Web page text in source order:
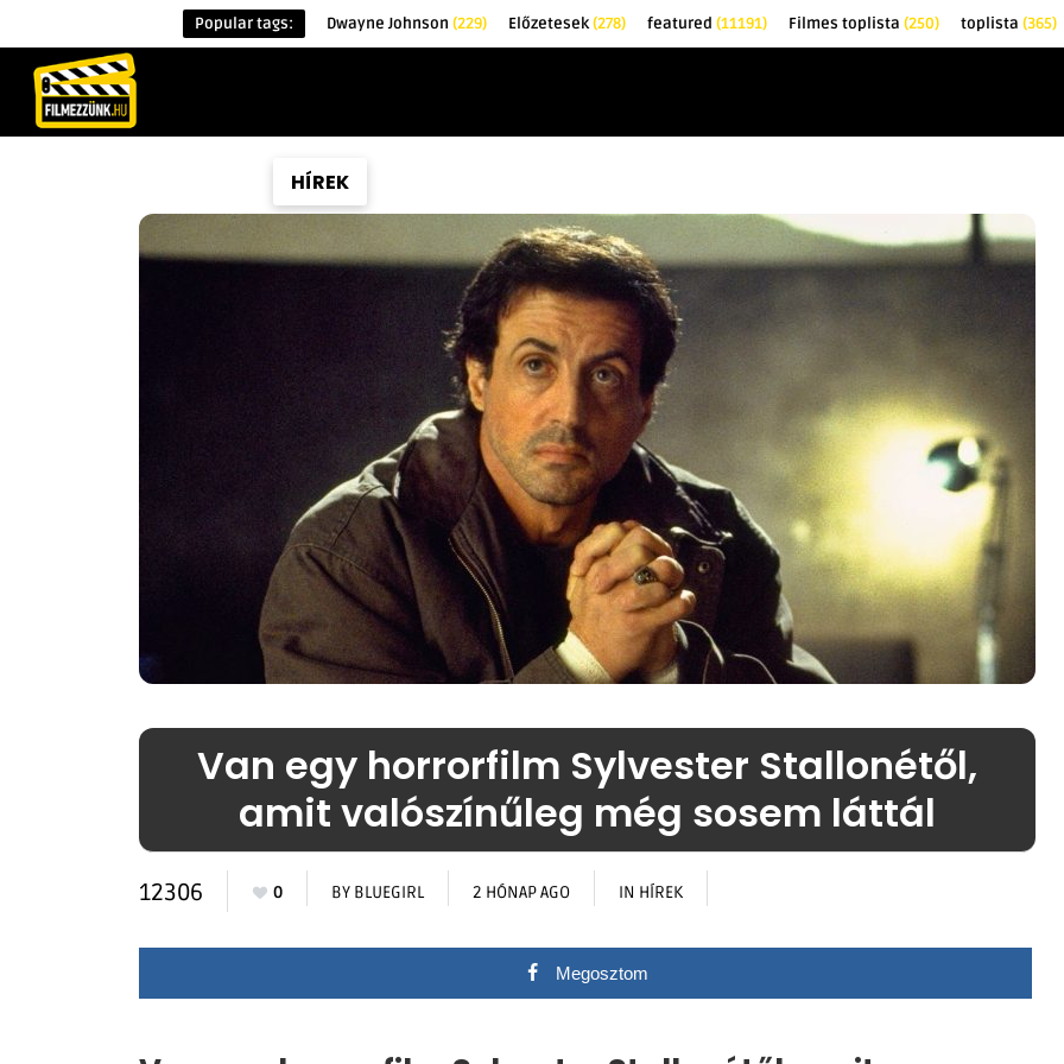
Popular tags: Dwayne Johnson (229) Előzetesek(278) featured (11191) Filmes toplista (250) toplista (365)
HÍREK
Van egy horrorfilm Sylvester Stallonétől,
amit valószínűleg még sosem láttál
12306 0 BY BLUEGIRL 2 HÓNAP AGO IN HÍREK
Megosztom